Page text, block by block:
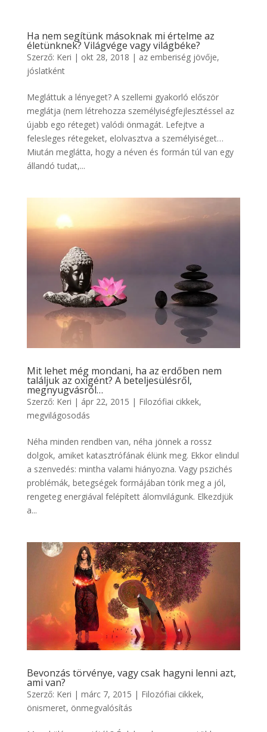
Ha nem segítünk másoknak mi értelme az
életünknek? Világvége vagy világbéke?
Szerző: Keri | okt 28, 2018 | az emberiség jövője,
jóslatként
Megláttuk a lényeget? A szellemi gyakorló először
meglátja (nem létrehozza személyiségfejlesztéssel az
újabb ego réteget) valódi önmagát. Lefejtve a
felesleges rétegeket, elolvasztva a személyiséget…
Miután meglátta, hogy a néven és formán túl van egy
állandó tudat,...
Mit lehet még mondani, ha az erdőben nem
találjuk az oxigént? A beteljesülésről,
megnyugvásról…
Szerző: Keri | ápr 22, 2015 | Filozófiai cikkek,
megvilágosodás
Néha minden rendben van, néha jönnek a rossz
dolgok, amiket katasztrófának élünk meg. Ekkor elindul
a szenvedés: mintha valami hiányozna. Vagy pszichés
problémák, betegségek formájában törik meg a jól,
rengeteg energiával felépített álomvilágunk. Elkezdjük
a...
Bevonzás törvénye, vagy csak hagyni lenni azt,
ami van?
Szerző: Keri | márc 7, 2015 | Filozófiai cikkek,
önismeret, önmegvalósítás